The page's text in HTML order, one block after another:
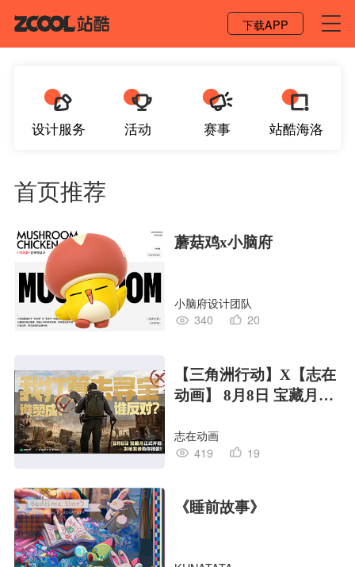
下载APP
设计服务 活动 赛事 站酷海洛
首页推荐
蘑菇鸡x小脑府
小脑府设计团队
340
20
【三角洲行动】X【志在
动画】 8月8日 宝藏月宣
志在动画
419
19
《睡前故事》